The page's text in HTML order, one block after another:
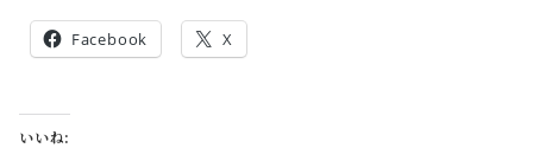
Facebook X
いいね: